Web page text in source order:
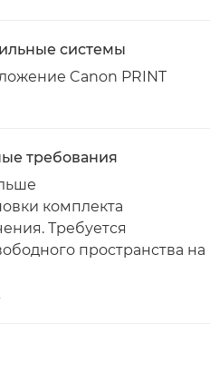
системы
Canon PRINT
требования
комплекта
Требуется
пространства на